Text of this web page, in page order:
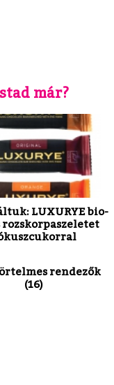
már?
LUXURYE bio-
rozskorpaszeletet
rendezők
(16)